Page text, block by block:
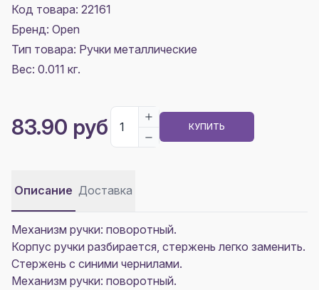
Код товара: 22161
Бренд: Open
Тип товара: Ручки металлические
Вес: 0.011 кг.
83.90 руб КУПИТЬ
Описание Доставка
Механизм ручки: поворотный.
Корпус ручки разбирается, стержень легко заменить.
Стержень с синими чернилами.
Механизм ручки: поворотный.